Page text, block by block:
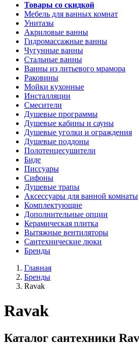
Товары со скидкой
Мебель для ванных комнат
Унитазы
Акриловые ванны
Гидромассажные ванны
Чугунные ванны
Стальные ванны
Ванны из литьевого мрамора
Раковины
Мойки кухонные
Инсталляции
Смесители
Душевые программы
Душевые кабины и сауны
Душевые уголки и ограждения
Душевые поддоны
Полотенцесушители
Биде
Писсуары
Сифоны
Душевые трапы
Аксессуары для ванной комнаты
Комплектующие
Дополнительные опции
Керамическая плитка
Вытяжные вентиляторы
Сантехнические люки
Бренды
Главная
Бренды
Ravak
Ravak
Каталог сантехники